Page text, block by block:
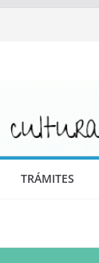
TRÁMITES